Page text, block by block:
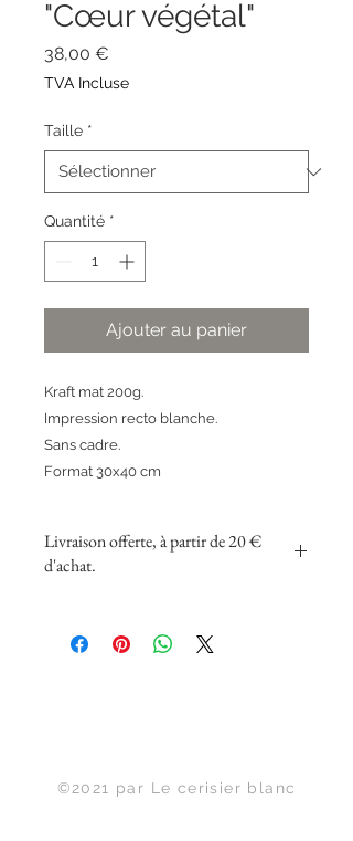
"Cœur végétal"
38,00 €
TVA Incluse
Taille *
Quantité *
Ajouter au panier
Kraft mat 200g.
Impression recto blanche.
Sans cadre.
Format 30x40 cm
Livraison offerte, à partir de 20 €
d'achat.
©2021 par Le cerisier blanc